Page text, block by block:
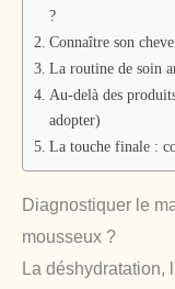
?
Connaître son
La routine de soin
Au-delà des
adopter)
La touche finale :
Diagnostiquer le
mousseux ?
La déshydratation,